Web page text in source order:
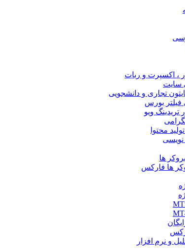
، اکسپرت و ربات
سایت
تجاری و دانشجویی
بورس
تریدینگ ویو
محتوا
نویسی
ها
ها فارکس
و نرم افزار